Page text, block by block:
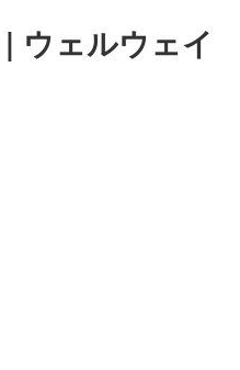
ウェルウェイ